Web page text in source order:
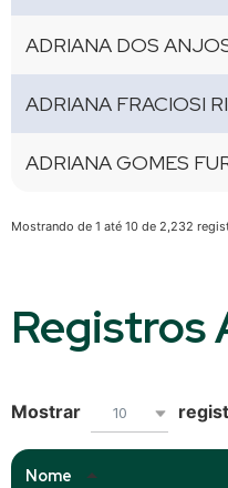
ADRIANA DOS
ADRIANA FRACIOSI
ADRIANA GOMES
Mostrando de 1 até 10 de 2,232
Registros
Mostrar 10
Nome